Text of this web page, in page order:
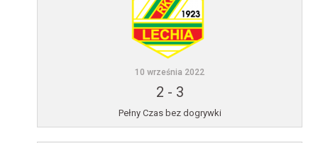
10 września 2022
2 - 3
Pełny Czas bez dogrywki